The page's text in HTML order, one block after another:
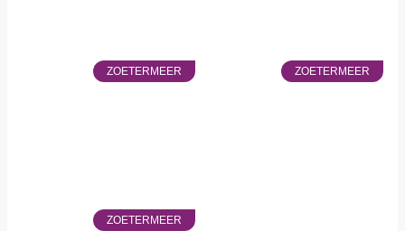
ZOETERMEER ZOETERMEER
ZOETERMEER